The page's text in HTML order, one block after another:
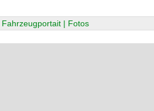
Fahrzeugportait | Fotos